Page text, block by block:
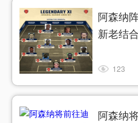
阿森纳
新老结
123
阿森纳